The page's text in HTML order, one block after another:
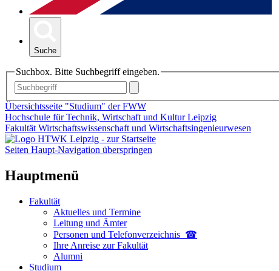
Suche
Suchbox. Bitte Suchbegriff eingeben.
Übersichtsseite "Studium" der FWW
Hochschule für Technik, Wirtschaft und Kultur Leipzig
Fakultät Wirtschaftswissenschaft und Wirtschaftsingenieurwesen
Seiten Haupt-Navigation überspringen
Hauptmenü
Fakultät
Aktuelles und Termine
Leitung und Ämter
Personen und Telefon­verzeichnis ☎
Ihre Anreise zur Fakultät
Alumni
Studium